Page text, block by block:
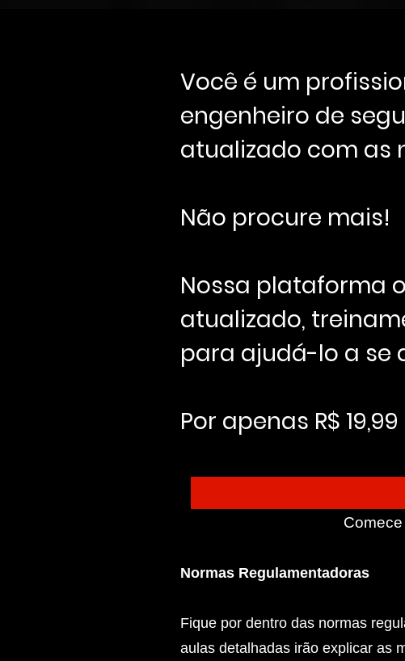
Você é um
engenheiro de
atualizado com as
Não procure mais!
Nossa plataforma
atualizado,
para ajudá-lo a se
Por apenas R$
Normas Regulamentadoras
Fique por dentro das normas
aulas detalhadas irão explicar as